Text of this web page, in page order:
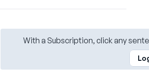
With a Subscription, click any